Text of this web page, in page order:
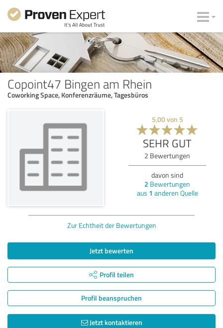
Copoint47 Bingen am Rhein
Coworking Space, Konferenzräume, Tagesbüros
5,00von 5
SEHR GUT
2 Bewertungen
davon sind
2 Bewertungen
aus 1 anderen Quelle
Zur Echtheit der Bewertungen
Jetzt bewerten
Profil teilen
Profil beanspruchen
Jetzt kontaktieren